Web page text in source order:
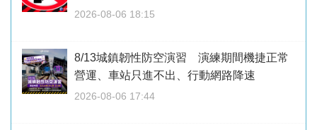
2026-08-06 18:15
8/13城鎮韌性防空演習 演練期間機捷正常
營運、車站只進不出、行動網路降速
2026-08-06 17:44